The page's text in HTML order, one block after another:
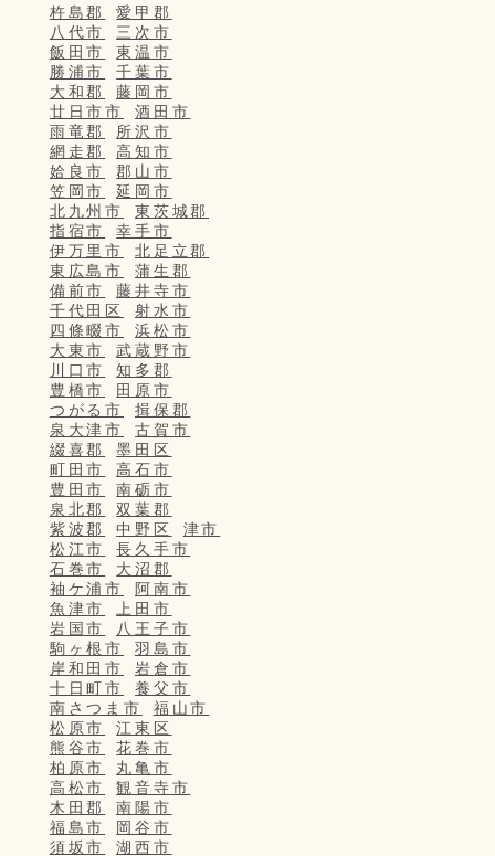
杵島郡
愛甲郡
八代市
三次市
飯田市
東温市
勝浦市
千葉市
大和郡
藤岡市
廿日市市
酒田市
雨竜郡
所沢市
網走郡
高知市
姶良市
郡山市
笠岡市
延岡市
北九州市
東茨城郡
指宿市
幸手市
伊万里市
北足立郡
東広島市
蒲生郡
備前市
藤井寺市
千代田区
射水市
四條畷市
浜松市
大東市
武蔵野市
川口市
知多郡
豊橋市
田原市
つがる市
揖保郡
泉大津市
古賀市
綴喜郡
墨田区
町田市
高石市
豊田市
南砺市
泉北郡
双葉郡
紫波郡
中野区
津市
松江市
長久手市
石巻市
大沼郡
袖ケ浦市
阿南市
魚津市
上田市
岩国市
八王子市
駒ヶ根市
羽島市
岸和田市
岩倉市
十日町市
養父市
南さつま市
福山市
松原市
江東区
熊谷市
花巻市
柏原市
丸亀市
高松市
観音寺市
木田郡
南陽市
福島市
岡谷市
須坂市
湖西市